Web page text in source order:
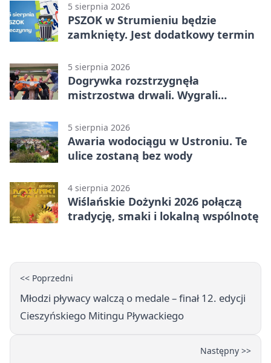
5 sierpnia 2026
PSZOK w Strumieniu będzie
zamknięty. Jest dodatkowy termin
5 sierpnia 2026
Dogrywka rozstrzygnęła
mistrzostwa drwali. Wygrali
5 sierpnia 2026
Awaria wodociągu w Ustroniu. Te
ulice zostaną bez wody
4 sierpnia 2026
Wiślańskie Dożynki 2026 połączą
tradycję, smaki i lokalną wspólnotę
<< Poprzedni
Młodzi pływacy walczą o medale – finał 12. edycji
Cieszyńskiego Mitingu Pływackiego
Następny >>